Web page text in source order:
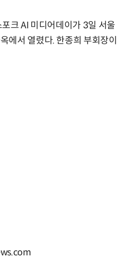
크 AI 미디어데이가 3일 서울
에서 열렸다. 한종희 부회장이